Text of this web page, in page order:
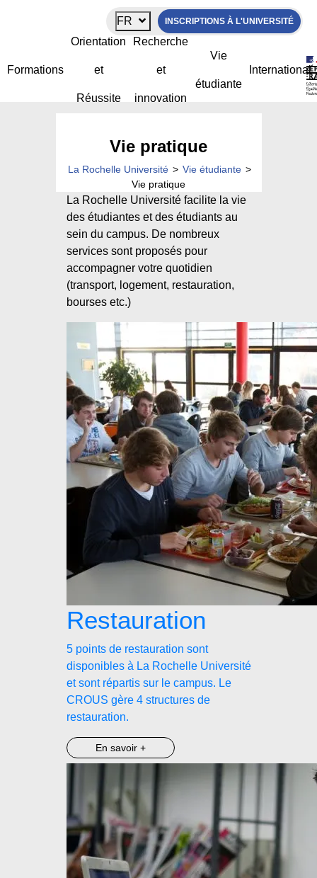
FR INSCRIPTIONS À L'UNIVERSITÉ
Formations
Orientation
et
Réussite
Recherche
et
innovation
Vie
étudiante
International
Vie pratique
La Rochelle Université > Vie étudiante >
Vie pratique
La Rochelle Université facilite la vie
des étudiantes et des étudiants au
sein du campus. De nombreux
services sont proposés pour
accompagner votre quotidien
(transport, logement, restauration,
bourses etc.)
Restauration
5 points de restauration sont
disponibles à La Rochelle Université
et sont répartis sur le campus. Le
CROUS gère 4 structures de
restauration.
En savoir +
Panneau de gestion des cookies